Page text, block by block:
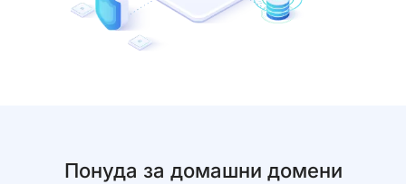
Понуда за домашни домени